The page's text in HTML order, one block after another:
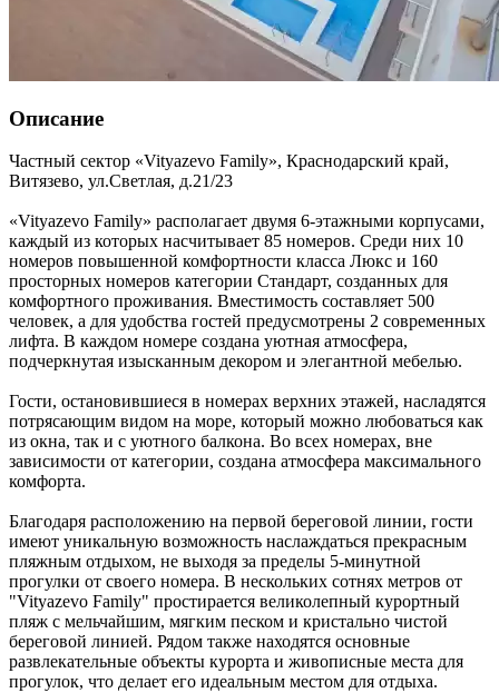
Описание
Частный сектор «Vityazevo Family», Краснодарский край,
Витязево, ул.Светлая, д.21/23
«Vityazevo Family» располагает двумя 6-этажными корпусами,
каждый из которых насчитывает 85 номеров. Среди них 10
номеров повышенной комфортности класса Люкс и 160
просторных номеров категории Стандарт, созданных для
комфортного проживания. Вместимость составляет 500
человек, а для удобства гостей предусмотрены 2 современных
лифта. В каждом номере создана уютная атмосфера,
подчеркнутая изысканным декором и элегантной мебелью.
Гости, остановившиеся в номерах верхних этажей, насладятся
потрясающим видом на море, который можно любоваться как
из окна, так и с уютного балкона. Во всех номерах, вне
зависимости от категории, создана атмосфера максимального
комфорта.
Благодаря расположению на первой береговой линии, гости
имеют уникальную возможность наслаждаться прекрасным
пляжным отдыхом, не выходя за пределы 5-минутной
прогулки от своего номера. В нескольких сотнях метров от
"Vityazevo Family" простирается великолепный курортный
пляж с мельчайшим, мягким песком и кристально чистой
береговой линией. Рядом также находятся основные
развлекательные объекты курорта и живописные места для
прогулок, что делает его идеальным местом для отдыха.